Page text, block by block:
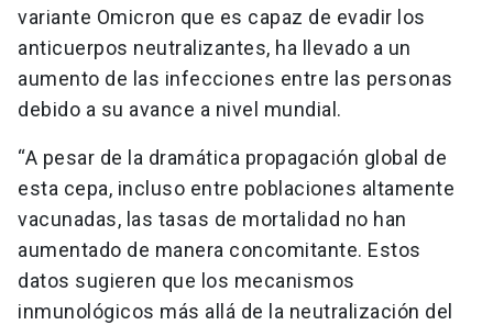
variante Omicron que es capaz de evadir los
anticuerpos neutralizantes, ha llevado a un
aumento de las infecciones entre las personas
debido a su avance a nivel mundial.
“A pesar de la dramática propagación global de
esta cepa, incluso entre poblaciones altamente
vacunadas, las tasas de mortalidad no han
aumentado de manera concomitante. Estos
datos sugieren que los mecanismos
inmunológicos más allá de la neutralización del